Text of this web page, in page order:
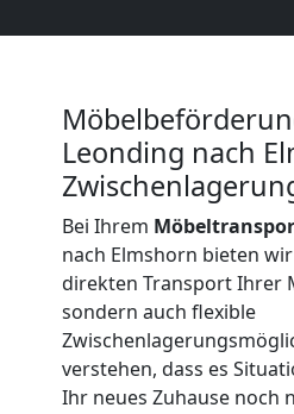
Leonding nach
Bei Ihrem
nach Elmshorn bieten
direkten Transport Ihrer
sondern auch flexible
verstehen, dass es
Ihr neues Zuhause noch
International
Beiladung
National
Beiladung